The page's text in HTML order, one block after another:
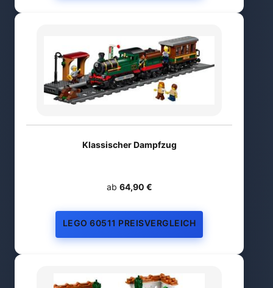
Klassischer Dampfzug
ab 64,90 €
LEGO 60511 PREISVERGLEICH